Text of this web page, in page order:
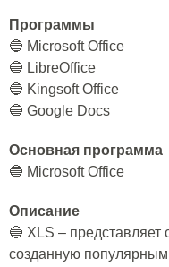
Программы
🔵 Microsoft Office
🔵 LibreOffice
🔵 Kingsoft Office
🔵 Google Docs
Основная программа
🔵 Microsoft Office
Описание
🔵 XLS – представляет
созданную